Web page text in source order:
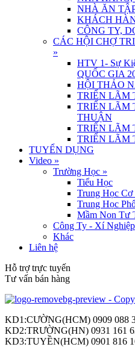
NHÀ ĂN
KHÁCH
CÔNG TY,
CÁC HỘI CHỢ
»
HTV 1- Sự
QUỐC GIA
HỘI THẢO
TRIỂN LÃM
TRIỂN LÃM
THUẬN
TRIỂN LÃM
TRIỂN LÃM
TUYỂN DỤNG
Video »
Trường Học »
Tiểu Học
Trung Học Cơ
Trung Học
Mầm Non Tư
Công Ty - Xí Nghiệp
Khác
Liên hệ
Hỗ trợ trực tuyến
Tư vấn bán hàng
KD1:CƯỜNG(HCM) 0909 088
KD2:TRƯỜNG(HN) 0931 161
KD3:TUYỀN(HCM) 0901 816